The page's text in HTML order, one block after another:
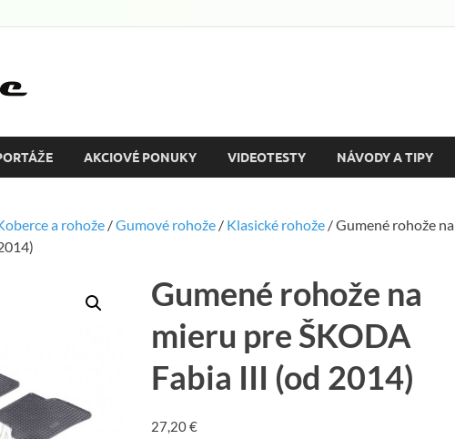
AKCIOVÉ PONUKY VIDEOTESTY NÁVODY A TIPY
a rohože /Gumové rohože / Klasické rohože / Gumené rohože na
Gumené rohože na
mieru pre ŠKODA
Fabia III (od 2014)
27,20€